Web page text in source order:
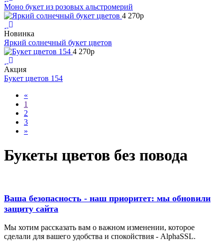
Моно букет из розовых альстромерий
4 270p
Новинка
Яркий солнечный букет цветов
4 270p
Акция
Букет цветов 154
«
1
2
3
»
Букеты цветов без повода
Ваша безопасность - наш приоритет: мы обновили
защиту сайта
Мы хотим рассказать вам о важном изменении, которое
сделали для вашего удобства и спокойствия - AlphaSSL.